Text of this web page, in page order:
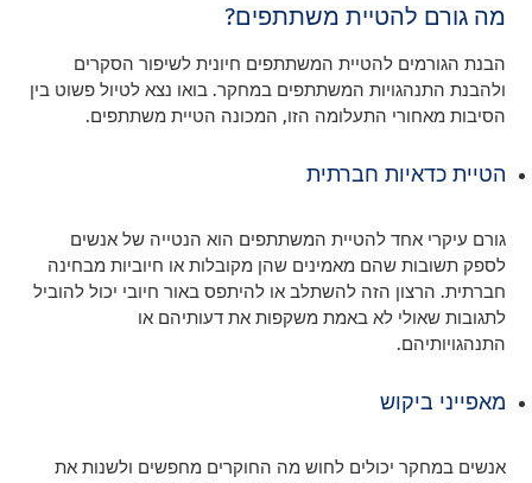
מה גורם להטיית משתתפים?
הבנת הגורמים להטיית המשתתפים חיונית לשיפור הסקרים
ולהבנת התנהגויות המשתתפים במחקר. בואו נצא לטיול פשוט בין
הסיבות מאחורי התעלומה הזו, המכונה הטיית משתתפים.
הטיית כדאיות חברתית
גורם עיקרי אחד להטיית המשתתפים הוא הנטייה של אנשים
לספק תשובות שהם מאמינים שהן מקובלות או חיוביות מבחינה
חברתית. הרצון הזה להשתלב או להיתפס באור חיובי יכול להוביל
לתגובות שאולי לא באמת משקפות את דעותיהם או
התנהגויותיהם.
מאפייני ביקוש
אנשים במחקר יכולים לחוש מה החוקרים מחפשים ולשנות את